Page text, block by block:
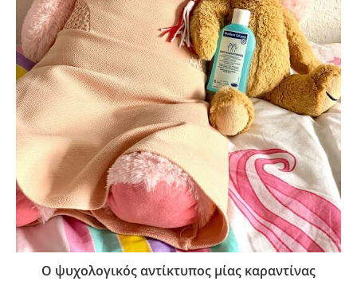
Ο ψυχολογικός αντίκτυπος μίας καραντίνας